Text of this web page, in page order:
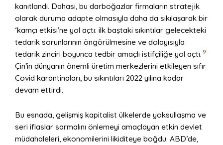
kanıtlandı. Dahası, bu darboğazlar firmaların stratejik
olarak duruma adapte olmasıyla daha da sıkılaşarak bir
‘kamçı etkisi’ne yol açtı: ilk baştaki sıkıntılar gelecekteki
tedarik sorunlarının öngörülmesine ve dolayısıyla
tedarik zinciri boyunca tedbir amaçlı istifçiliğe yol açtı. 9
Çin’in dünyanın önemli üretim merkezlerini etkileyen sıfır
Covid karantinaları, bu sıkıntıları 2022 yılına kadar
devam ettirdi.
Bu esnada, gelişmiş kapitalist ülkelerde yoksullaşma ve
seri iflaslar sarmalını önlemeyi amaçlayan etkin devlet
müdahaleleri, ekonomilerini likiditeye boğdu. ABD’de,